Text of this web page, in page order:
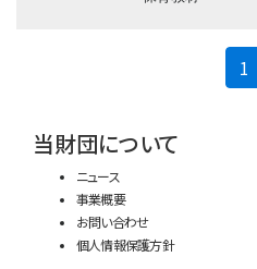
1
当財団について
ニュース
事業概要
お問い合わせ
個人情報保護方針